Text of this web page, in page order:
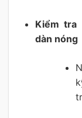
Kiểm tra
dàn nóng